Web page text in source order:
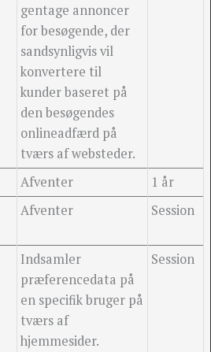
gentage annoncer
for besøgende, der
sandsynligvis vil
konvertere til
kunder baseret på
den besøgendes
onlineadfærd på
tværs af websteder.
Afventer
1 år
Afventer Session
Indsamler
præferencedata på
en specifik bruger på
tværs af
hjemmesider.
Session